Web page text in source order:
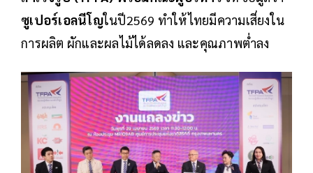
ซูเปอร์เอลนีโญในปี2569 ทำให้ไทยมีความเสี่ยงใน
การผลิต ผักและผลไม้ได้ลดลง และคุณภาพต่ำลง